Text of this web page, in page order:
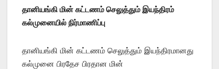
தானியங்கி மின் கட்டணம் செலுத்தும் இயந்திரம்
கல்முனையில் நிர்மாணிப்பு
தானியங்கி மின் கட்டணம் செலுத்தும் இயந்திரமானது
கல்முனை பிரதேச பிரதான மின்